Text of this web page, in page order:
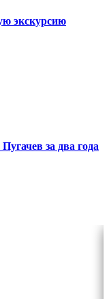
экскурсию
за два года